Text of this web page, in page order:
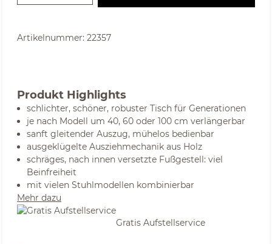
Artikelnummer: 22357
Produkt Highlights
schlichter, schöner, robuster Tisch für Generationen
je nach Modell um 40, 60 oder 100 cm verlängerbar
sanft gleitender Auszug, mühelos bedienbar
ausgeklügelte Ausziehmechanik aus Holz
schräges, nach innen versetzte Fußgestell: viel
Beinfreiheit
mit vielen Stuhlmodellen kombinierbar
Mehr dazu
Gratis Aufstellservice